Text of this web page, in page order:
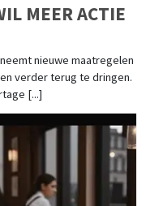
MEER ACTIE
nieuwe maatregelen
verder terug te dringen.
[...]